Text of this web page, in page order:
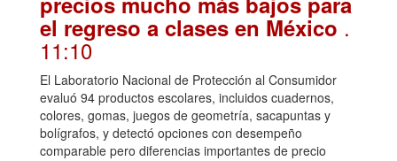
el regreso a clases en México .
11:10
El Laboratorio Nacional de Protección al Consumidor
evaluó 94 productos escolares, incluidos cuadernos,
colores, gomas, juegos de geometría, sacapuntas y
bolígrafos, y detectó opciones con desempeño
comparable pero diferencias importantes de precio